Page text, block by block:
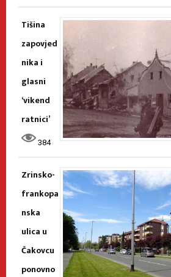
Tišina
zapovjed
nika i
glasni
‘vikend
ratnici’
384
Zrinsko-
frankopa
nska
ulica u
Čakovcu
ponovno